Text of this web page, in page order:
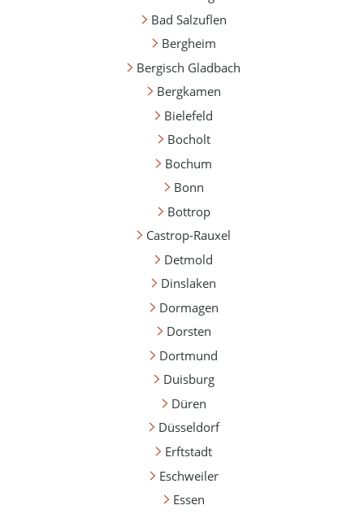
Bad Salzuflen
Bergheim
Bergisch Gladbach
Bergkamen
Bielefeld
Bocholt
Bochum
Bonn
Bottrop
Castrop-Rauxel
Detmold
Dinslaken
Dormagen
Dorsten
Dortmund
Duisburg
Düren
Düsseldorf
Erftstadt
Eschweiler
Essen